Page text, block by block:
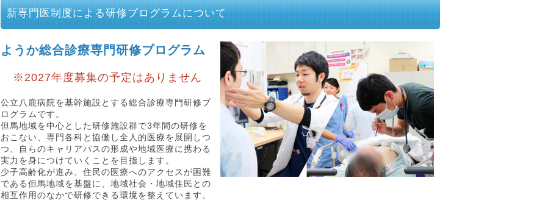
新専門医制度による研修プログラムについて
ようか総合診療専門研修プログラム
※2027年度募集の予定はありません
公立八鹿病院を基幹施設とする総合診療専門研修プ
ログラムです。
但馬地域を中心とした研修施設群で3年間の研修を
おこない、専門各科と協働し全人的医療を展開しつ
つ、自らのキャリアパスの形成や地域医療に携わる
実力を身につけていくことを目指します。
少子高齢化が進み、住民の医療へのアクセスが困難
である但馬地域を基盤に、地域社会・地域住民との
相互作用のなかで研修できる環境を整えています。